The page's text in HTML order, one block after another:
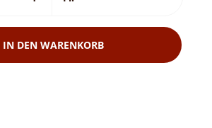
IN DEN WARENKORB